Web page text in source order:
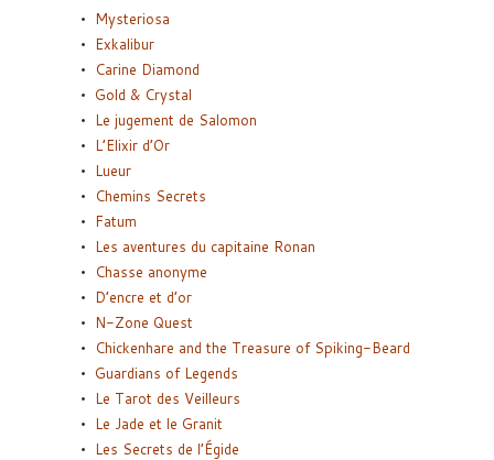
Mysteriosa
Exkalibur
Carine Diamond
Gold & Crystal
Le jugement de Salomon
L’Elixir d’Or
Lueur
Chemins Secrets
Fatum
Les aventures du capitaine Ronan
Chasse anonyme
D’encre et d’or
N-Zone Quest
Chickenhare and the Treasure of Spiking-Beard
Guardians of Legends
Le Tarot des Veilleurs
Le Jade et le Granit
Les Secrets de l’Égide